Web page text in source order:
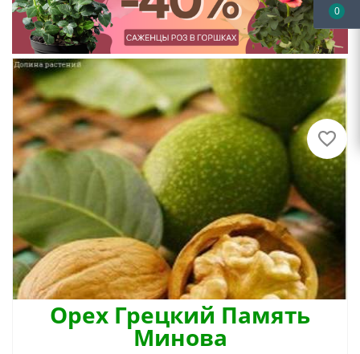
Орех Грецкий Память
Минова
0